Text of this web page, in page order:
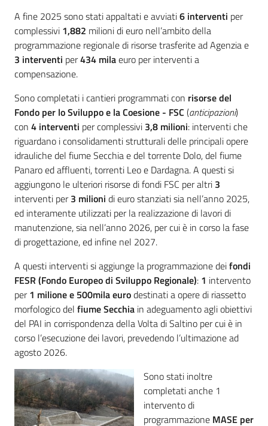
A fine 2025 sono stati appaltati e avviati6 interventi per
complessivi 1,882 milioni di euro nell’ambito della
programmazione regionale di risorse trasferite ad Agenzia e
3 interventi per434 milaeuro per interventi a
compensazione.
Sono completati i cantieri programmati con risorse del
Fondo per lo Sviluppo e la Coesione - FSC (anticipazioni)
con 4 interventi per complessivi 3,8 milioni: interventi che
riguardano i consolidamenti strutturali delle principali opere
idrauliche del fiume Secchia e del torrente Dolo, del fiume
Panaro ed affluenti, torrenti Leo e Dardagna. A questi si
aggiungono le ulteriori risorse di fondi FSC per altri 3
interventi per3 milioni di euro stanziati sia nell’anno 2025,
ed interamente utilizzati per la realizzazione di lavori di
manutenzione, sia nell’anno 2026, per cui è in corso la fase
di progettazione, ed infine nel 2027.
A questi interventi si aggiunge la programmazione deifondi
FESR (Fondo Europeo di Sviluppo Regionale): 1 intervento
per1 milione e 500mila eurodestinati a opere di riassetto
morfologico del fiume Secchia in adeguamento agli obiettivi
del PAI in corrispondenza della Volta di Saltino per cui è in
corso l’esecuzione dei lavori, prevedendo l’ultimazione ad
agosto 2026.
Sono stati inoltre
completati anche 1
intervento di
programmazione MASE per